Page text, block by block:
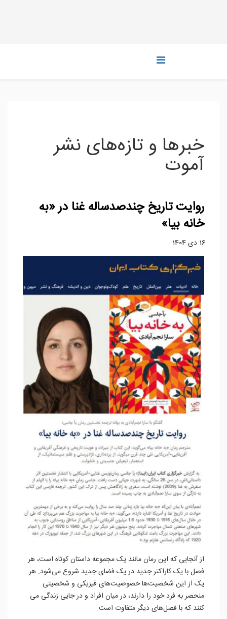
خبرها و تازه‌های نشر
آموت
روایت تاریخ چندصدساله غنا در «به
خانه بیا»
16 دی 1404
از آنجایی که این رمان مانند یک مجموعه داستان کوتاه است، هر
فصل با یک کاراکتر جدید در یک فضای جدید شروع می‌­شود. هر
یک از این شخصیت‌ها خصوصیت‌های فیزیکی و شخصیتی
منحصر به فرد خود را دارند، در میان افراد و در جایی زندگی می­‌
کنند که با فصل‌­های دیگر متفاوت است.